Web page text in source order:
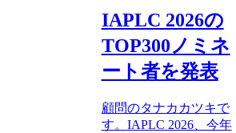
IAPLC 2026の
TOP300ノミネ
ート者を発表
顧問のタナカカツキで
す。IAPLC 2026、今年